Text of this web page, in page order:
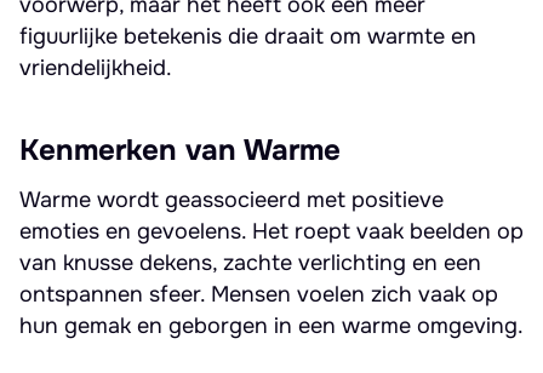
figuurlijke betekenis die draait om warmte en
vriendelijkheid.
Kenmerken van Warme
Warme wordt geassocieerd met positieve
emoties en gevoelens. Het roept vaak beelden op
van knusse dekens, zachte verlichting en een
ontspannen sfeer. Mensen voelen zich vaak op
hun gemak en geborgen in een warme omgeving.